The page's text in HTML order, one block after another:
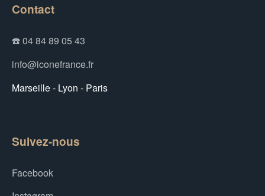
Contact
☎️ 04 84 89 05 43
info@iconefrance.fr
Marseille - Lyon - Paris
Suivez-nous
Facebook